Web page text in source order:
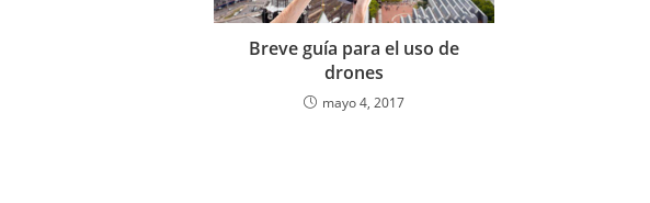
Breve guía para el uso de
drones
mayo 4, 2017